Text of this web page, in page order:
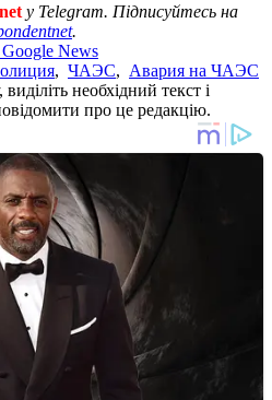
у Telegram. Підписуйтесь на
.
News
, ЧАЭС, Авария на ЧАЭС
необхідний текст і
про це редакцію.